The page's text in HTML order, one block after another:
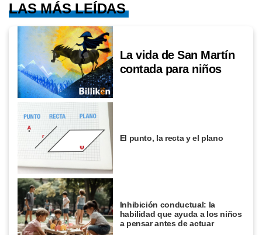
LAS MÁS LEÍDAS
La vida de San Martín
contada para niños
El punto, la recta y el plano
Inhibición conductual: la
habilidad que ayuda a los niños
a pensar antes de actuar